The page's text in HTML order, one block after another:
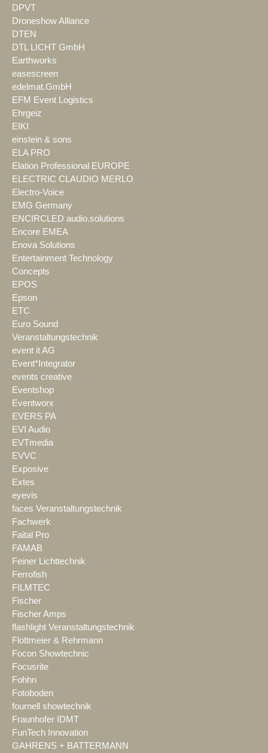
DPVT
Droneshow Alliance
DTEN
DTL LICHT GmbH
Earthworks
easescreen
edelmat.GmbH
EFM Event Logistics
Ehrgeiz
EIKI
einstein & sons
ELA PRO
Elation Professional EUROPE
ELECTRIC CLAUDIO MERLO
Electro-Voice
EMG Germany
ENCIRCLED audio.solutions
Encore EMEA
Enova Solutions
Entertainment Technology
Concepts
EPOS
Epson
ETC
Euro Sound
Veranstaltungstechnik
event it AG
Event*Integrator
events creative
Eventshop
Eventworx
EVERS PA
EVI Audio
EVTmedia
EVVC
Exposive
Extes
eyevis
faces Veranstaltungstechnik
Fachwerk
Faital Pro
FAMAB
Feiner Lichttechnik
Ferrofish
FILMTEC
Fischer
Fischer Amps
flashlight Veranstaltungstechnik
Flottmeier & Rehrmann
Focon Showtechnic
Focusrite
Fohhn
Fotoboden
fournell showtechnik
Fraunhofer IDMT
FunTech Innovation
GAHRENS + BATTERMANN